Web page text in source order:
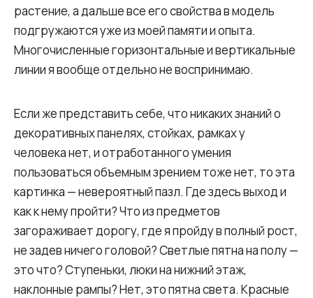
растение, а дальше все его свойства в модель
подгружаются уже из моей памяти и опыта.
Многочисленные горизонтальные и вертикальные
линии я вообще отдельно не воспринимаю.
Если же представить себе, что никаких знаний о
декоративных панелях, стойках, рамках у
человека нет, и отработанного умения
пользоваться объемным зрением тоже нет, то эта
картинка — невероятный пазл. Где здесь выход и
как к нему пройти? Что из предметов
загораживает дорогу, где я пройду в полный рост,
не задев ничего головой? Светлые пятна на полу —
это что? Ступеньки, люки на нижний этаж,
наклонные рампы? Нет, это пятна света. Красные